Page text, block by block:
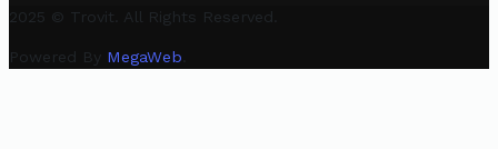
2025 © Trovit. All Rights Reserved.
Powered By MegaWeb